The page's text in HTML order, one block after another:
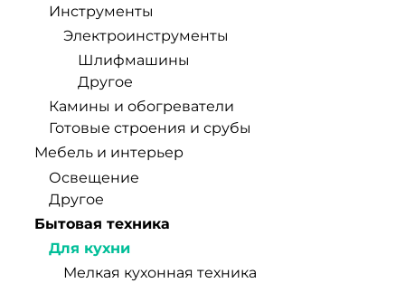
Инструменты
Электроинструменты
Шлифмашины
Другое
Камины и обогреватели
Готовые строения и срубы
Мебель и интерьер
Освещение
Другое
Бытовая техника
Для кухни
Мелкая кухонная техника